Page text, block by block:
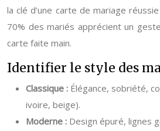
la clé d’une carte de mariage
70% des mariés apprécient un
carte faite main.
Identifier le style des
Classique : Élégance, sobriété,
ivoire, beige).
Moderne : Design épuré, lignes